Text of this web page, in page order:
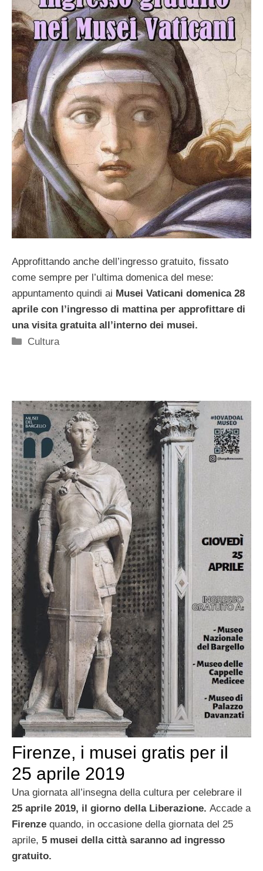
Approfittando anche dell’ingresso gratuito, fissato
come sempre per l’ultima domenica del mese:
appuntamento quindi ai Musei Vaticani domenica 28
aprile con l’ingresso di mattina per approfittare di
una visita gratuita all’interno dei musei.
Categorie
Cultura
Firenze, i musei gratis per il
25 aprile 2019
Una giornata all’insegna della cultura per celebrare il
25 aprile 2019, il giorno della Liberazione. Accade a
Firenze quando, in occasione della giornata del 25
aprile, 5 musei della città saranno ad ingresso
gratuito.